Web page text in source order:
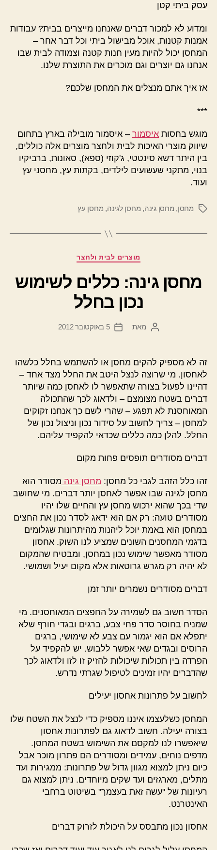
עסק ביתי קטן
ומדוע לא למכור דברים שאנחנו מייצרים בבית? עבודות
אמנות קטנות, אוכל מבישול ביתי וכל דבר אחר –
המחסן יכול להיות מעין חנות קטנה וצמודה לבית שבו
אנחנו גם יוצרים וגם מוכרים את התוצרת שלנו.
אז איך אתם מנצלים את המחסן שלכם?
***
מוגש בחסות איסמור – איסמור מובילה בארץ בתחום
שיווק מוצרי האיכות לבית ולחצר מוצרים אלה כוללים,
בין היתר דשא סינטטי, ג'קוזי (ספא), סאונות, ברביקיו
בנוי, מתקני שעשועים לילדים, בקתות עץ, מחסני עץ
ועוד.
תגיותמחסן, מחסן גינה, מחסן לגינה, מחסן עץ
קטגוריות
מוצרים לבית ולחצר
מחסן גינה: כללים לשימוש
נכון בחלל
המחבר
מאת
תאריך
5 באוקטובר 2012
זה לא מספיק להקים מחסן או להשתמש בחלל כלשהו
לאחסון. מי שרוצה לנצל היטב את החלל מצד אחד –
דהיינו לפעול בצורה שתאפשר לו לאחסן כמה שיותר
דברים בשטח מצומצם – ולדאוג לכך שהתכולה
המאוחסנת לא תפגע – שהרי לשם כך אנחנו זקוקים
למחסן – צריך לחשוב על סידור נכון וניצול נכון של
החלל. להלן כמה כללים שכדאי להקפיד עליהם.
דברים מסודרים תופסים פחות מקום
זהו כלל הזהב לגבי כל מחסן: מחסן גינה מסודר הוא
מחסן לגינה שבו אפשר לאחסן יותר דברים. מי שחושב
שדי בכך שהוא ירכוש מחסן עץ והחיים שלו יהיו
מסודרים טועה: רק אם הוא ידאג לסדר נכון את החצים
במחסן הוא באמת יוכל ליהנות מהיתרונות שגלומים
בדגמי המחסנים השונים שמציע לנו השוק. אחסון
מסודר מאפשר שימוש נכון במחסן, ומבטיח שהמקום
לא יהיה רק מגרש גרוטאות אלא מקום יעיל ושמושי.
דברים מסודרים נשמרים יותר זמן
הסדר חשוב גם לשמירה על החפצים המאוחסנים. מי
שמניח בחוסר סדר פחי צבע, ברגים ובגדי חורף שלא
יתפלא אם הוא יגמור עם צבע לא שימושי, ברגים
הרוסים ובגדים שאי אפשר ללבוש. יש להקפיד על
הפרדה בין תכולות שיכולות להזיק זו לזו ולדאוג לכך
שהדברים יהיו זמינים לטיפול שגרתי נדרש.
לחשוב על פתרונות אחסון יעילים
המחסן כשלעצמו איננו מספיק כדי לנצל את השטח שלו
בצורה יעילה. חשוב לדאוג גם לפתרונות אחסון
שיאפשרו לנו למקסם את השימוש בשטח המחסן.
מדפים נוחים, עמידים ומסודרים הם פתרון מוכר אבל
כיום ניתן למצוא מגוון גדול של פתרונות: ממגירות ועד
מתלים, מארגזים ועד שקים מיוחדים. ניתן למצוא גם
רעיונות של "עשה זאת בעצמך" בשיטוט ברחבי
האינטרנט.
אחסון נכון מתבסס על היכולת לזרוק דברים